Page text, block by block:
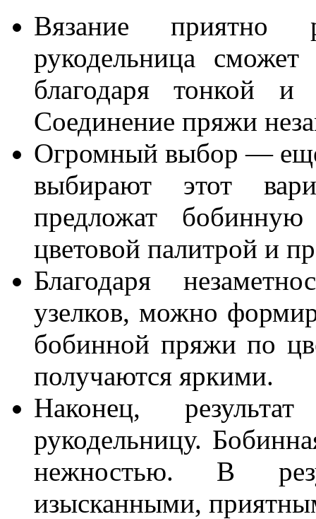
Вязание приятно
рукодельница
благодаря тонкой
Соединение пряжи
Огромный выбор —
выбирают этот
предложат
цветовой палитрой и
Благодаря
узелков, можно
бобинной пряжи по
получаются яркими.
Наконец,
рукодельницу.
нежностью. В
изысканными,